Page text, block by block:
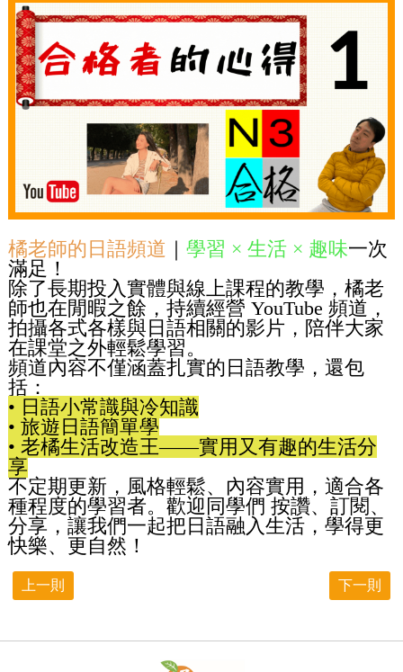
橘老師的日語頻道 ｜ 學習 × 生活 × 趣味一次
滿足！
除了長期投入實體與線上課程的教學，橘老
師也在閒暇之餘，持續經營 YouTube 頻道，
拍攝各式各樣與日語相關的影片，陪伴大家
在課堂之外輕鬆學習。
頻道內容不僅涵蓋扎實的日語教學，還包
括：
• 日語小常識與冷知識
• 旅遊日語簡單學
•️ 老橘生活改造王——實用又有趣的生活分
享
不定期更新，風格輕鬆、內容實用，適合各
種程度的學習者。歡迎同學們 按讚、訂閱、
分享，讓我們一起把日語融入生活，學得更
快樂、更自然！
上一則 下一則